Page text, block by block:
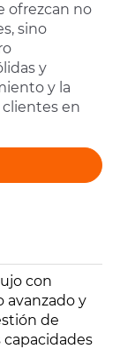
ofrezcan no
sino
y
y la
en
con
avanzado y
de
capacidades